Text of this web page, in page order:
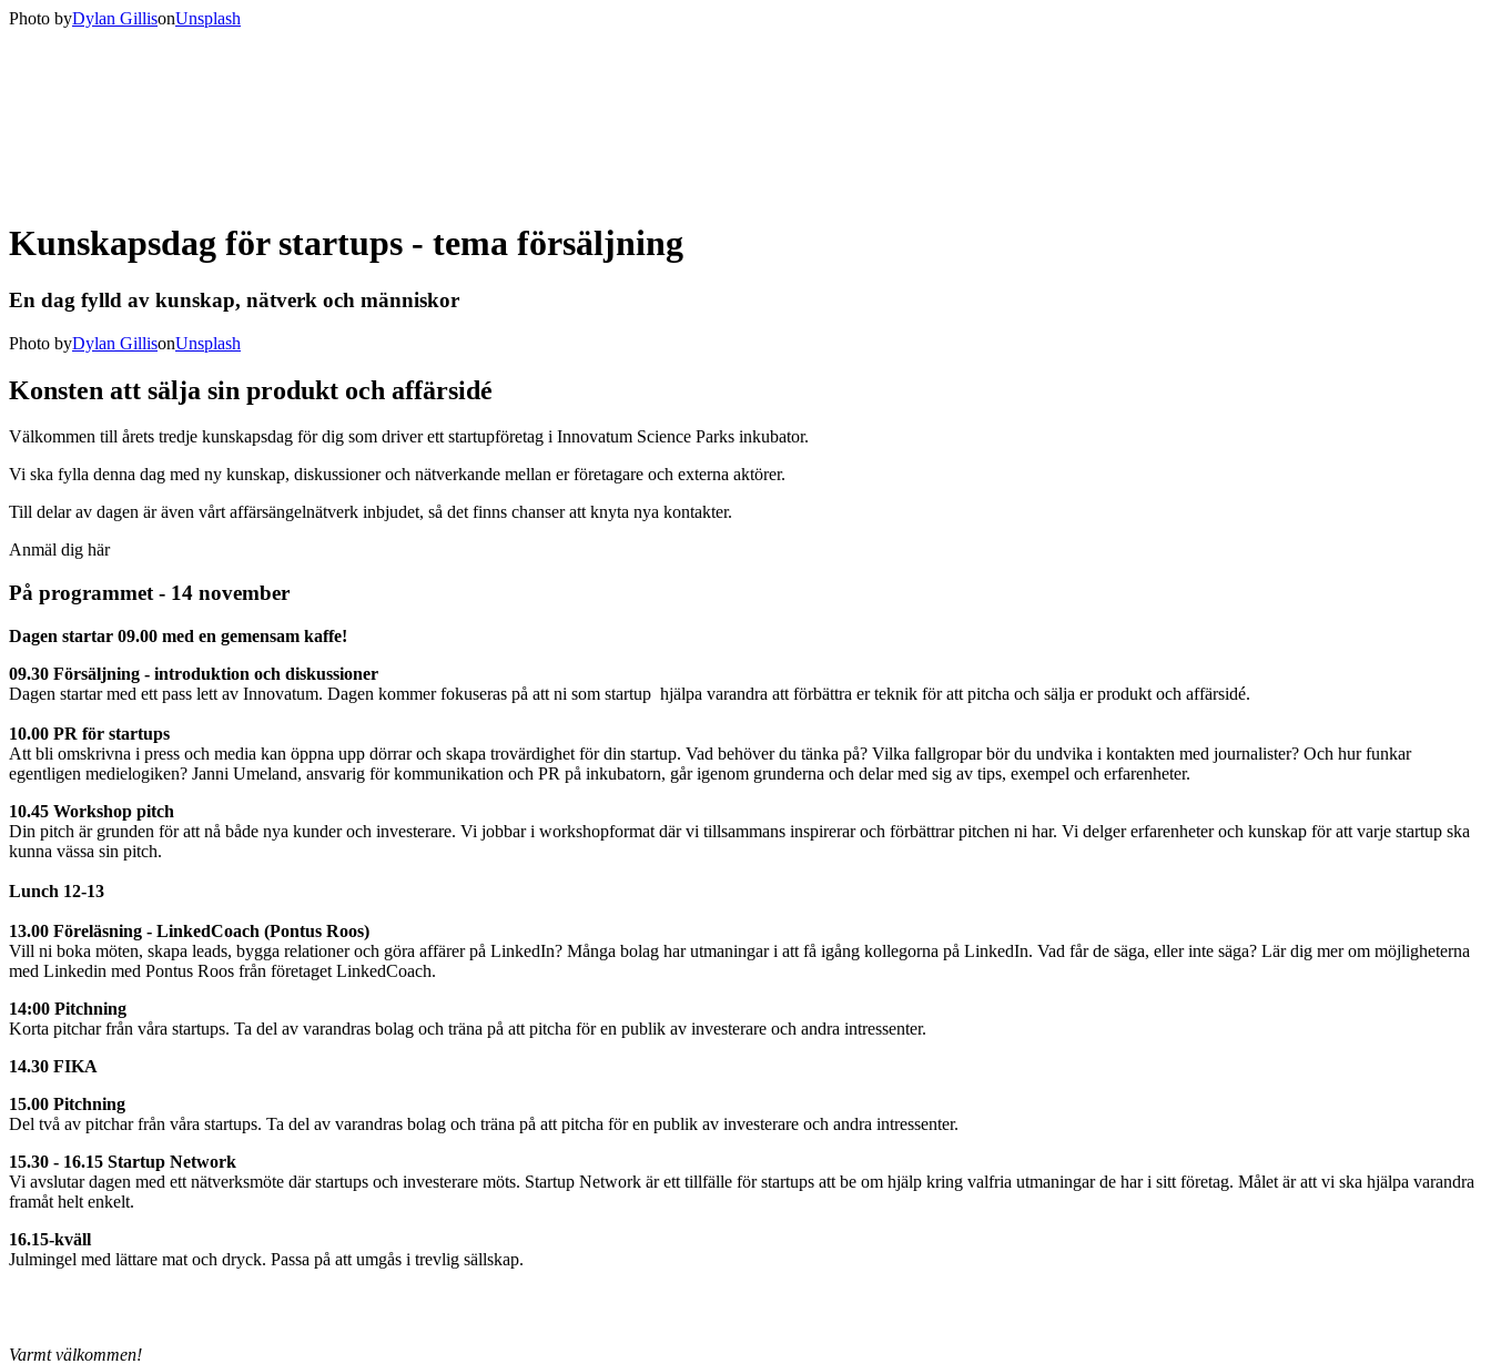
Photo byDylan GillisonUnsplash
Kunskapsdag för startups - tema försäljning
En dag fylld av kunskap, nätverk och människor
Photo byDylan GillisonUnsplash
Konsten att sälja sin produkt och affärsidé
Välkommen till årets tredje kunskapsdag för dig som driver ett startupföretag i Innovatum Science Parks inkubator.
Vi ska fylla denna dag med ny kunskap, diskussioner och nätverkande mellan er företagare och externa aktörer.
Till delar av dagen är även vårt affärsängelnätverk inbjudet, så det finns chanser att knyta nya kontakter.
Anmäl dig här
På programmet - 14 november
Dagen startar 09.00 med en gemensam kaffe!
09.30 Försäljning - introduktion och diskussioner
Dagen startar med ett pass lett av Innovatum. Dagen kommer fokuseras på att ni som startup hjälpa varandra att förbättra er teknik för att pitcha och sälja er produkt och affärsidé.
10.00 PR för startups
Att bli omskrivna i press och media kan öppna upp dörrar och skapa trovärdighet för din startup. Vad behöver du tänka på? Vilka fallgropar bör du undvika i kontakten med journalister? Och hur funkar
egentligen medielogiken? Janni Umeland, ansvarig för kommunikation och PR på inkubatorn, går igenom grunderna och delar med sig av tips, exempel och erfarenheter.
10.45 Workshop pitch
Din pitch är grunden för att nå både nya kunder och investerare. Vi jobbar i workshopformat där vi tillsammans inspirerar och förbättrar pitchen ni har. Vi delger erfarenheter och kunskap för att varje startup ska
kunna vässa sin pitch.
Lunch 12-13
13.00 Föreläsning - LinkedCoach (Pontus Roos)
Vill ni boka möten, skapa leads, bygga relationer och göra affärer på LinkedIn? Många bolag har utmaningar i att få igång kollegorna på LinkedIn. Vad får de säga, eller inte säga? Lär dig mer om möjligheterna
med Linkedin med Pontus Roos från företaget LinkedCoach.
14:00 Pitchning
Korta pitchar från våra startups. Ta del av varandras bolag och träna på att pitcha för en publik av investerare och andra intressenter.
14.30 FIKA
15.00 Pitchning
Del två av pitchar från våra startups. Ta del av varandras bolag och träna på att pitcha för en publik av investerare och andra intressenter.
15.30 - 16.15 Startup Network
Vi avslutar dagen med ett nätverksmöte där startups och investerare möts. Startup Network är ett tillfälle för startups att be om hjälp kring valfria utmaningar de har i sitt företag. Målet är att vi ska hjälpa varandra
framåt helt enkelt.
16.15-kväll
Julmingel med lättare mat och dryck. Passa på att umgås i trevlig sällskap.
Varmt välkommen!